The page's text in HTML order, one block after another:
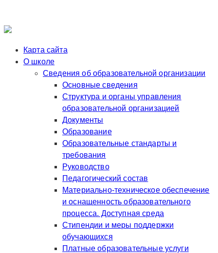
Карта сайта
О школе
Сведения об образовательной организации
Основные сведения
Структура и органы управления
образовательной организацией
Документы
Образование
Образовательные стандарты и
требования
Руководство
Педагогический состав
Материально-техническое обеспечение
и оснащенность образовательного
процесса. Доступная среда
Стипендии и меры поддержки
обучающихся
Платные образовательные услуги